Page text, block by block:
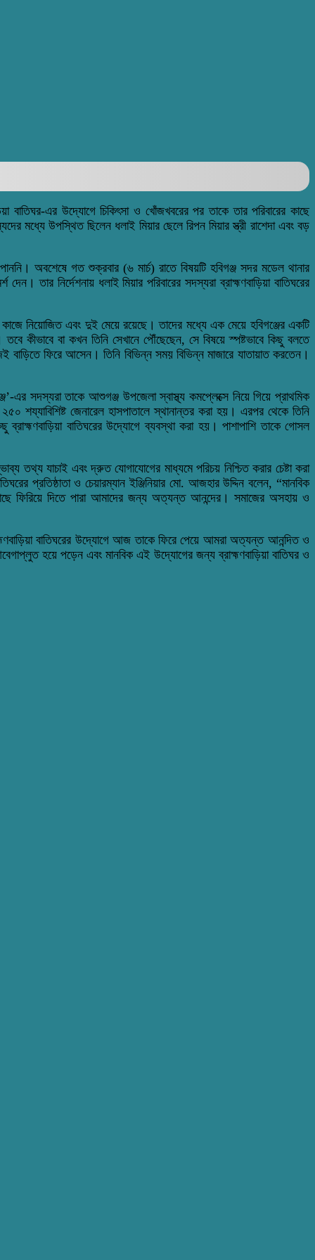
বাতিঘর-এর উদ্যোগে চিকিৎসা ও খোঁজখবরের পর তাকে তার পরিবারের কাছে
মধ্যে উপস্থিত ছিলেন ধলাই মিয়ার ছেলে রিপন মিয়ার স্ত্রী রাশেদা এবং বড়
অবশেষে গত শুক্রবার (৬ মার্চ) রাতে বিষয়টি হবিগঞ্জ সদর মডেল থানার
তার নির্দেশনায় ধলাই মিয়ার পরিবারের সদস্যরা ব্রাহ্মণবাড়িয়া বাতিঘরের
কাজে নিয়োজিত এবং দুই মেয়ে রয়েছে। তাদের মধ্যে এক মেয়ে হবিগঞ্জের একটি
কীভাবে বা কখন তিনি সেখানে পৌঁছেছেন, সে বিষয়ে স্পষ্টভাবে কিছু বলতে
ফিরে আসেন। তিনি বিভিন্ন সময় বিভিন্ন মাজারে যাতায়াত করতেন।
সদস্যরা তাকে আশুগঞ্জ উপজেলা স্বাস্থ্য কমপ্লেক্সে নিয়ে গিয়ে প্রাথমিক
শয্যাবিশিষ্ট জেনারেল হাসপাতালে স্থানান্তর করা হয়। এরপর থেকে তিনি
ব্রাহ্মণবাড়িয়া বাতিঘরের উদ্যোগে ব্যবস্থা করা হয়। পাশাপাশি তাকে গোসল
তথ্য যাচাই এবং দ্রুত যোগাযোগের মাধ্যমে পরিচয় নিশ্চিত করার চেষ্টা করা
প্রতিষ্ঠাতা ও চেয়ারম্যান ইঞ্জিনিয়ার মো. আজহার উদ্দিন বলেন, “মানবিক
ফিরিয়ে দিতে পারা আমাদের জন্য অত্যন্ত আনন্দের। সমাজের অসহায় ও
বাতিঘরের উদ্যোগে আজ তাকে ফিরে পেয়ে আমরা অত্যন্ত আনন্দিত ও
হয়ে পড়েন এবং মানবিক এই উদ্যোগের জন্য ব্রাহ্মণবাড়িয়া বাতিঘর ও